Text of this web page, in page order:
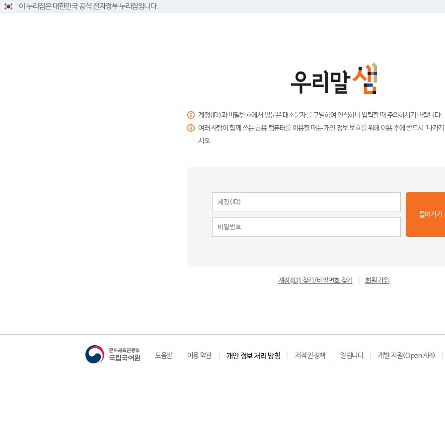
이 누리집은 대한민국 공식 전자정부 누리집입니다.
계정(ID)과 비밀번호에서 영문은 대소문자를 구별하여 인식하니 입력할 때 주의하시기 바랍니다.
여러 사람이 함께 쓰는 공용 컴퓨터를 이용할 때는 개인 정보 보호를 위해 이용 후에 반드시 '나가
시오.
들어가기
계정(ID) 찾기/비밀번호 찾기 회원 가입
도움말 이용 약관 개인 정보 처리 방침 저작권 정책 알립니다 개발 지원(Open API)